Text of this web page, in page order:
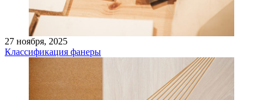
27 ноября, 2025
Классификация фанеры